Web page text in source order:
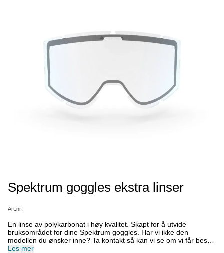
Spektrum goggles ekstra linser
Art.nr:
En linse av polykarbonat i høy kvalitet. Skapt for å utvide
bruksområdet for dine Spektrum goggles. Har vi ikke den
modellen du ønsker inne? Ta kontakt så kan vi se om vi får bestilt
fra Spektrum. Bruksområde: Kveldskjøring og veldig dårlige
Les mer